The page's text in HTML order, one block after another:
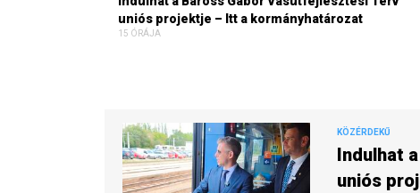
uniós projektje – Itt a kormányhatározat
15 ÓRÁJA
KÖZÉRDEKŰ
Indulhat
uniós